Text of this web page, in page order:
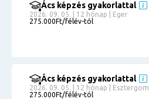
Ács képzés gyakorlattal
2026. 09. 05. | 12 hónap | Eger
275.000Ft/félév-tól
Ács képzés gyakorlattal
2026. 09. 05. | 12 hónap | Esztergom
275.000Ft/félév-tól